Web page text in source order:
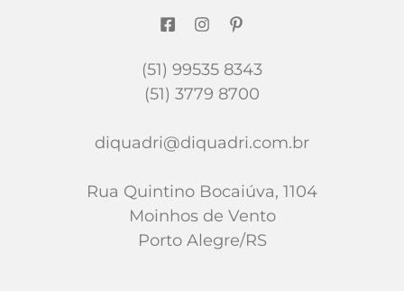
(51) 99535 8343
(51) 3779 8700
diquadri@diquadri.com.br
Rua Quintino Bocaiúva, 1104
Moinhos de Vento
Porto Alegre/RS